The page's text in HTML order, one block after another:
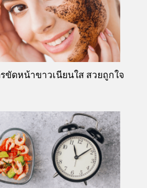
ขัดหน้าขาวเนียนใส สวยถูกใจ